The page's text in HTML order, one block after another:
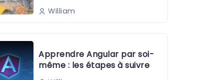
William
Apprendre Angular par soi-
même : les étapes à suivre